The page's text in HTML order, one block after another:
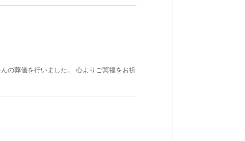
の葬儀を行いました。 心よりご冥福をお祈